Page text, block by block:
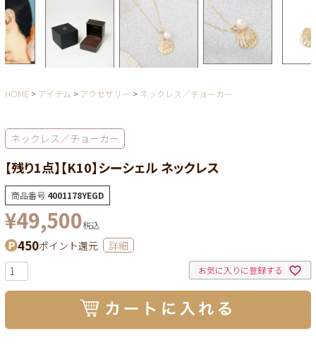
HOME アイテム アクセサリー ネックレス／チョーカー
ネックレス／チョーカー
【残り1点】【K10】シーシェル ネックレス
商品番号 4001178YEGD
¥49,500税込
450ポイント還元 詳細
お気に入りに登録する